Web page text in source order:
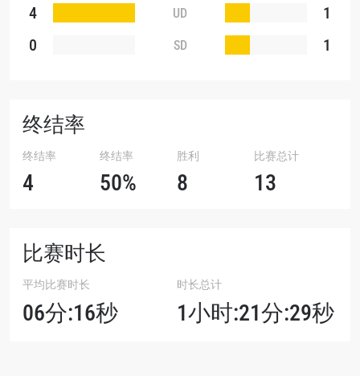
4
UD
1
0
SD 1
终结率
终结率
4
终结率
50%
胜利
8
比赛总计
13
比赛时长
平均比赛时长
06分:16秒
时长总计
1小时:21分:29秒